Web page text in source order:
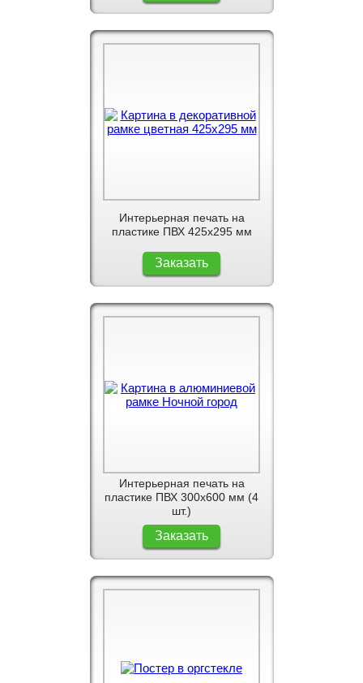
Интерьерная печать на
пластике ПВХ 425x295 мм
Заказать
Интерьерная печать на
пластике ПВХ 300x600 мм (4
шт.)
Заказать